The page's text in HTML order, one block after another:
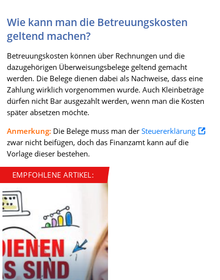
Wie kann man die Betreuungskosten
geltend machen?
Betreuungskosten können über Rechnungen und die
dazugehörigen Überweisungsbelege geltend gemacht
werden. Die Belege dienen dabei als Nachweise, dass eine
Zahlung wirklich vorgenommen wurde. Auch Kleinbeträge
dürfen nicht Bar ausgezahlt werden, wenn man die Kosten
später absetzen möchte.
Anmerkung: Die Belege muss man der Steuererklärung
zwar nicht beifügen, doch das Finanzamt kann auf die
Vorlage dieser bestehen.
EMPFOHLENE ARTIKEL: